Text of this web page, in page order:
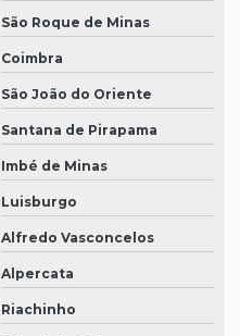
São Roque de Minas
Coimbra
São João do Oriente
Santana de Pirapama
Imbé de Minas
Luisburgo
Alfredo Vasconcelos
Alpercata
Riachinho